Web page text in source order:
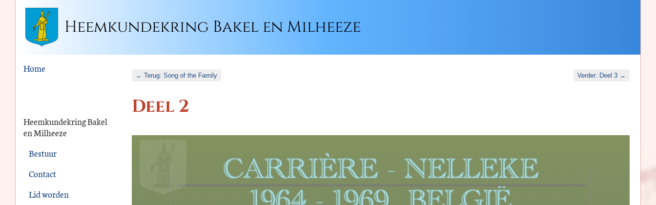
Heemkundekring Bakel en Milheeze
Home
Heemkundekring Bakel
en Milheeze
Bestuur
Contact
Lid worden
← Terug: Song of the Family Verder: Deel 3 →
Deel 2